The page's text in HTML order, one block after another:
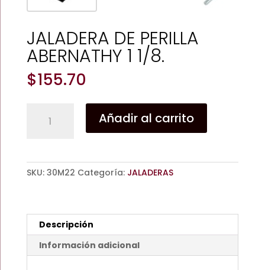
JALADERA DE PERILLA
ABERNATHY 1 1/8.
$155.70
1
1/8.
Añadir al carrito
SKU: 30M22 Categoría: JALADERAS
Descripción
Información adicional